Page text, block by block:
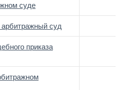
суде
суд
приказа